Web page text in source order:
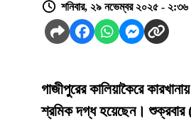
শনিবার, ২৯ নভেম্বর ২০২৫ - ২:৩৬
গাজীপুরের কালিয়াকৈরে
শ্রমিক দগ্ধ হয়েছেন। শুক্রবার